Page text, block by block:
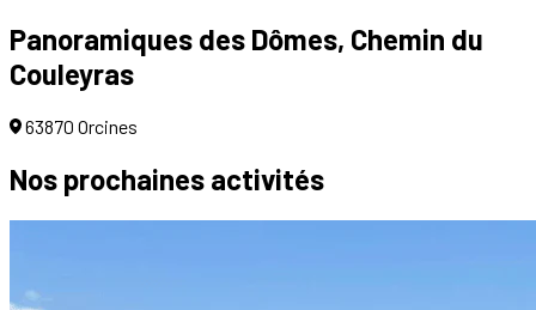
Panoramiques des Dômes, Chemin du
Couleyras
63870 Orcines
Nos prochaines activités